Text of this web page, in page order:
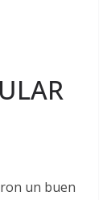
un buen